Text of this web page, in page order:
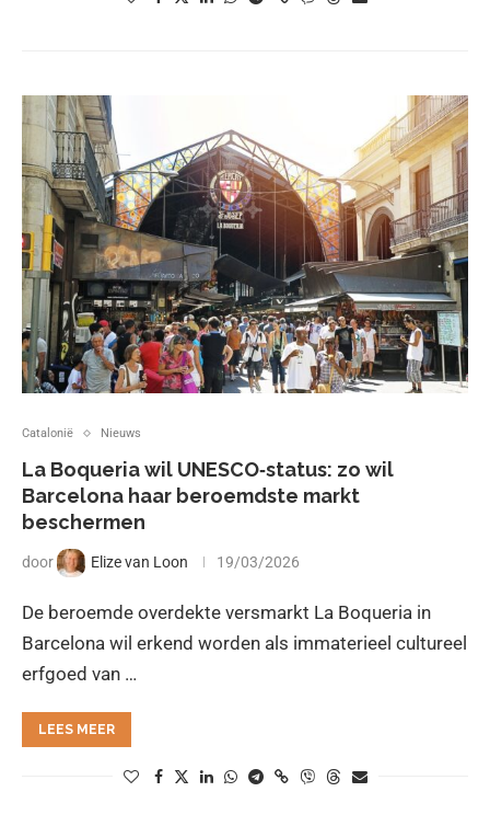
Catalonië Nieuws
La Boqueria wil UNESCO‑status: zo wil
Barcelona haar beroemdste markt
beschermen
door Elize van Loon 19/03/2026
De beroemde overdekte versmarkt La Boqueria in
Barcelona wil erkend worden als immaterieel cultureel
erfgoed van …
LEES MEER